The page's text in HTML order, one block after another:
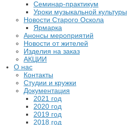
Семинар-практикум
Уроки музыкальной культуры
Новости Старого Оскола
Ярмарка
Анонсы мероприятий
Новости от жителей
Изделия на заказ
АКЦИИ
О нас
Контакты
Студии и кружки
Документация
2021 год
2020 год
2019 год
2018 год